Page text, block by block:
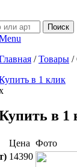
/ Товары /
в 1 клик
в 1
Цена Фото
14390